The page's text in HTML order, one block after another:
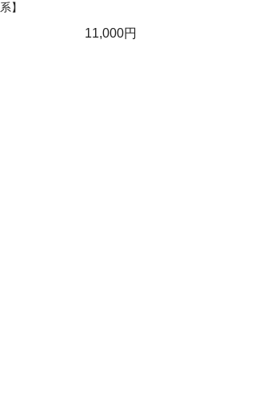
系】
11,000円